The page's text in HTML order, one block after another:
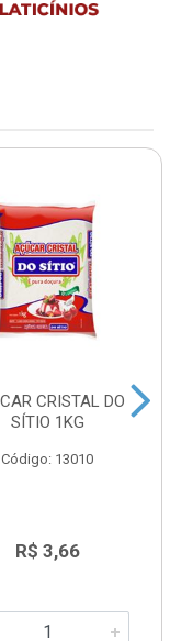
CRISTAL DO
SÍTIO 1KG
Código: 13010
R$ 3,66